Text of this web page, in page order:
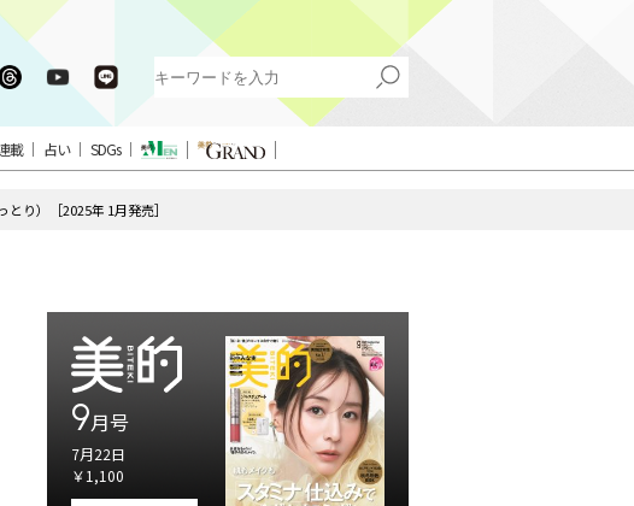
載 占い SDGs
り）［2025年 1月発売］
9月号
7月22日
￥1,100